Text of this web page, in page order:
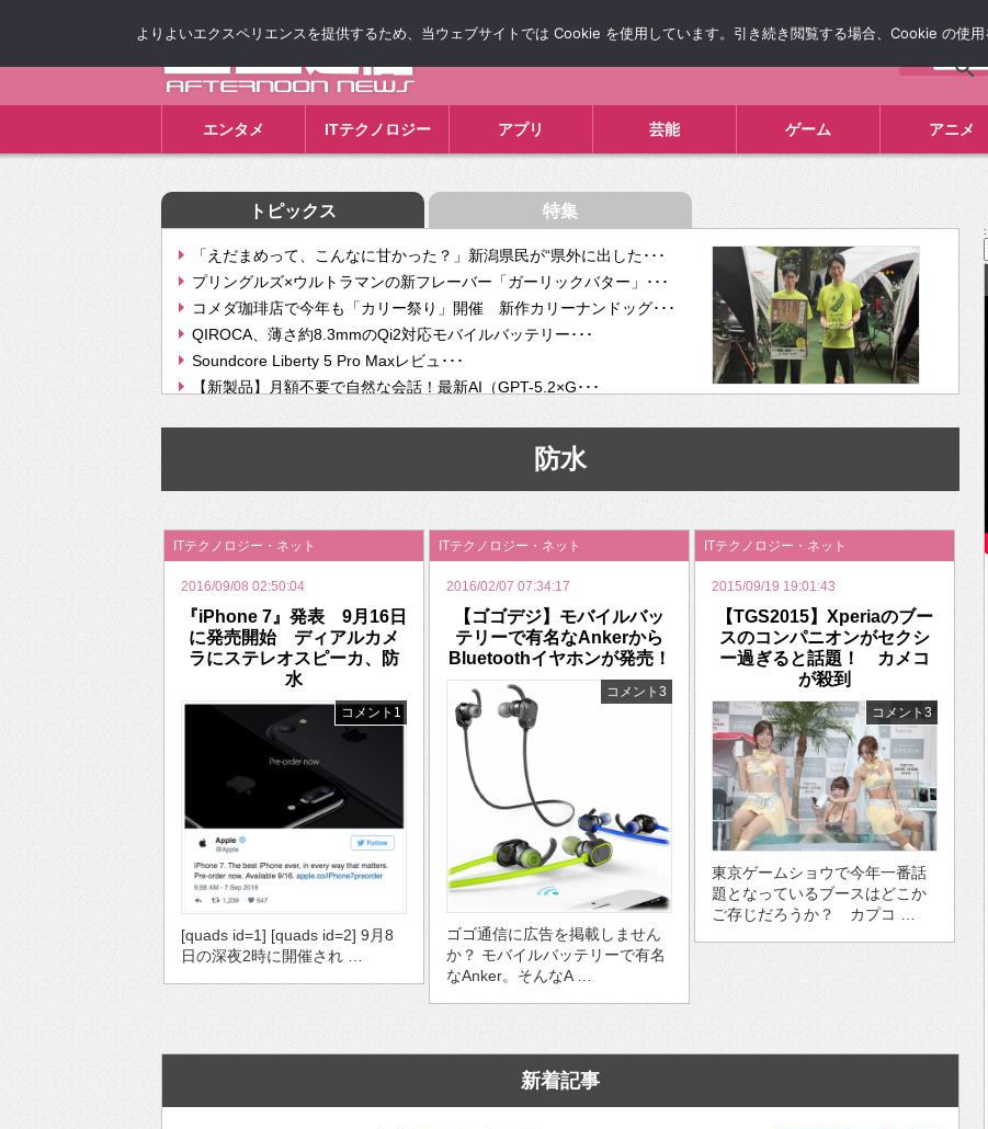
エンタメ ITテクノロジー アプリ 芸能 ゲーム アニメ
トピックス 特集
「えだまめって、こんなに甘かった？」新潟県民が“県外に出した･･･
プリングルズ×ウルトラマンの新フレーバー「ガーリックバター」･･･
コメダ珈琲店で今年も「カリー祭り」開催 新作カリーナンドッグ･･･
QIROCA、薄さ約8.3mmのQi2対応モバイルバッテリー･･･
Soundcore Liberty 5 Pro Maxレビュ･･･
【新製品】月額不要で自然な会話！最新AI（GPT-5.2×G･･･
【次世代の没入感と生産性】VITURE Luma Ultra･･･
挫折率8割の壁をAIで突破。ジャストシステム、”自分が今話し･･･
2026年のバレンタインは「自分で作って、想いを渡す」 TE･･･
防水
ITテクノロジー・ネット
2016/09/08 02:50:04
『iPhone 7』発表 9月16日
に発売開始 ディアルカメ
ラにステレオスピーカ、防
水
コメント1
[quads id=1] [quads id=2] 9月8
日の深夜2時に開催され …
ITテクノロジー・ネット
2016/02/07 07:34:17
【ゴゴデジ】モバイルバッ
テリーで有名なAnkerから
Bluetoothイヤホンが発売！
コメント3
ゴゴ通信に広告を掲載しません
か？ モバイルバッテリーで有名
なAnker。そんなA …
ITテクノロジー・ネット
2015/09/19 19:01:43
【TGS2015】Xperiaのブー
スのコンパニオンがセクシ
ー過ぎると話題！ カメコ
が殺到
コメント3
東京ゲームショウで今年一番話
題となっているブースはどこか
ご存じだろうか？ カプコ …
新着記事
:
よりよいエクスペリエンスを提供するため、当ウェブサイトでは Cookie を使用しています。引き続き閲覧する場合、Cookie の使用